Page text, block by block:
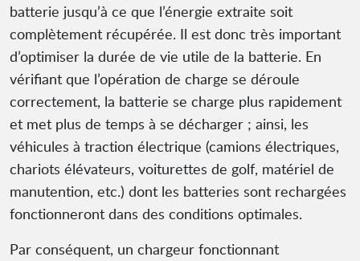
batterie jusqu’à ce que l’énergie extraite soit
complètement récupérée. Il est donc très important
d’optimiser la durée de vie utile de la batterie. En
vérifiant que l’opération de charge se déroule
correctement, la batterie se charge plus rapidement
et met plus de temps à se décharger ; ainsi, les
véhicules à traction électrique (camions électriques,
chariots élévateurs, voiturettes de golf, matériel de
manutention, etc.) dont les batteries sont rechargées
fonctionneront dans des conditions optimales.
Par conséquent, un chargeur fonctionnant